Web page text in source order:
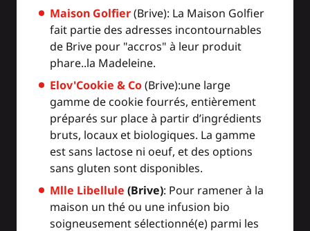
Maison Golfier(Brive): La Maison Golfier
fait partie des adresses incontournables
de Brive pour "accros" à leur produit
phare..la Madeleine.
Elov'Cookie & Co(Brive):une large
gamme de cookie fourrés, entièrement
préparés sur place à partir d’ingrédients
bruts, locaux et biologiques. La gamme
est sans lactose ni oeuf, et des options
sans gluten sont disponibles.
Mlle Libellule (Brive): Pour ramener à la
maison un thé ou une infusion bio
soigneusement sélectionné(e) parmi les